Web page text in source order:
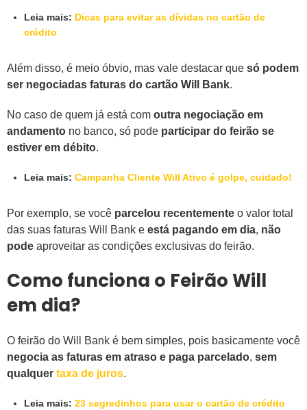
Leia mais: Dicas para evitar as dívidas no cartão de
crédito
Além disso, é meio óbvio, mas vale destacar que só podem
ser negociadas faturas do cartão Will Bank.
No caso de quem já está com outra negociação em
andamento no banco, só pode participar do feirão se
estiver em débito.
Leia mais: Campanha Cliente Will Ativo é golpe, cuidado!
Por exemplo, se você parcelou recentemente o valor total
das suas faturas Will Bank e está pagando em dia, não
pode aproveitar as condições exclusivas do feirão.
Como funciona o Feirão Will
em dia?
O feirão do Will Bank é bem simples, pois basicamente você
negocia as faturas em atraso e paga parcelado, sem
qualquer taxa de juros.
Leia mais: 23 segredinhos para usar o cartão de crédito